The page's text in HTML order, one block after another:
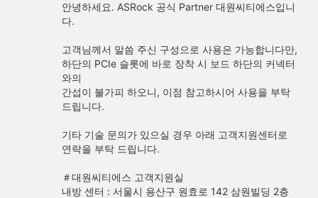
안녕하세요. ASRock 공식 Partner 대원씨티에스입니
다.
고객님께서 말씀 주신 구성으로 사용은 가능합니다만,
하단의 PCIe 슬롯에 바로 장착 시 보드 하단의 커넥터
와의
간섭이 불가피 하오니, 이점 참고하시어 사용을 부탁
드립니다.
기타 기술 문의가 있으실 경우 아래 고객지원센터로
연락을 부탁 드립니다.
＃대원씨티에스 고객지원실
내방 센터 : 서울시 용산구 원효로 142 삼원빌딩 2층